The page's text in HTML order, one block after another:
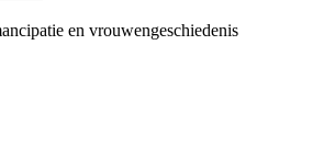
en vrouwengeschiedenis